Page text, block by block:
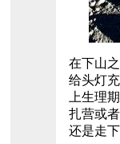
在下山
给头灯
上生理
扎营或
还是走下